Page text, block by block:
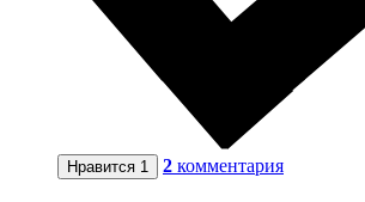
Нравится 1 2 комментария